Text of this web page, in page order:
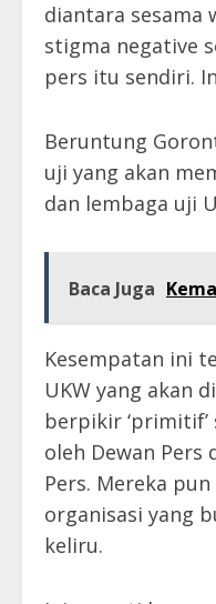
diantara sesama
stigma negative
pers itu sendiri.
Beruntung
uji yang akan
dan lembaga uji
Baca Juga
Kesempatan ini
UKW yang akan
berpikir
oleh Dewan
Pers. Mereka
organisasi yang
keliru.